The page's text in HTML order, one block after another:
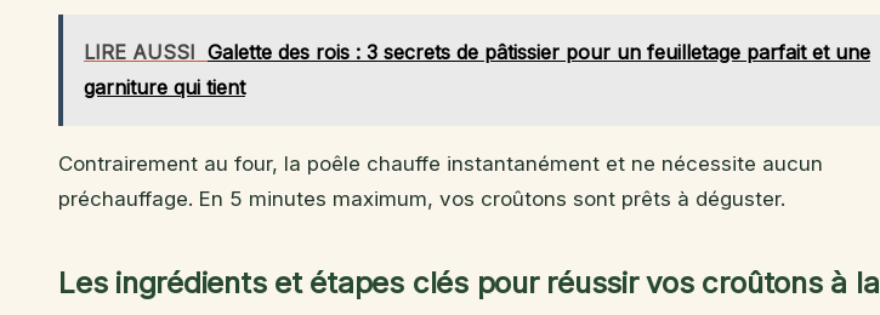
LIRE AUSSI Galette des rois : 3 secrets de pâtissier pour un feuilletage parfait et une
garniture qui tient
Contrairement au four, la poêle chauffe instantanément et ne nécessite aucun
préchauffage. En 5 minutes maximum, vos croûtons sont prêts à déguster.
Les ingrédients et étapes clés pour réussir vos croûtons à la